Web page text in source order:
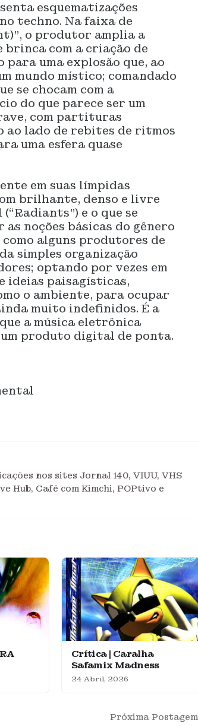
esquematizações
techno. Na faixa de
o produtor amplia a
brinca com a criação de
uma explosão que, ao
mundo místico; comandado
se chocam com a
do que parece ser um
com partituras
ao lado de rebites de ritmos
uma esfera quase
em suas límpidas
brilhante, denso e livre
e o que se
as noções básicas do gênero
como alguns produtores de
simples organização
optando por vezes em
ideias paisagísticas,
o ambiente, para ocupar
muito indefinidos. É a
a música eletrônica
produto digital de ponta.
nos sites Jornal 140, VIUU, VHS
Hub, Café com Kimchi, POPtivo e
Crítica | Caralha
Safamix Madness
24 Abril, 2026
Próxima Postagem